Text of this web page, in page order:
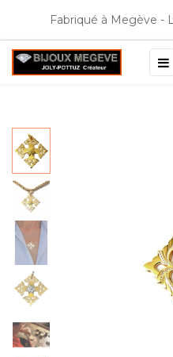
Fabriqué à Megève -
la
☰